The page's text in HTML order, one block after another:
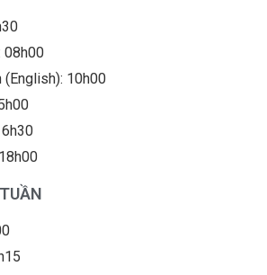
08h00
(English): 10h00